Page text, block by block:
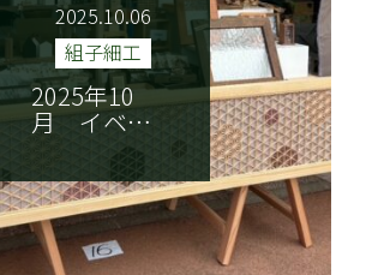
2025.10.06
組子細工
2025年10
月 イベ…